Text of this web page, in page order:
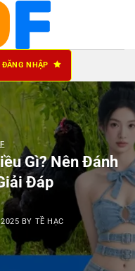
ĐĂNG NHẬP
Gì? Nên Đánh
Đáp
BY TỀ HẠC